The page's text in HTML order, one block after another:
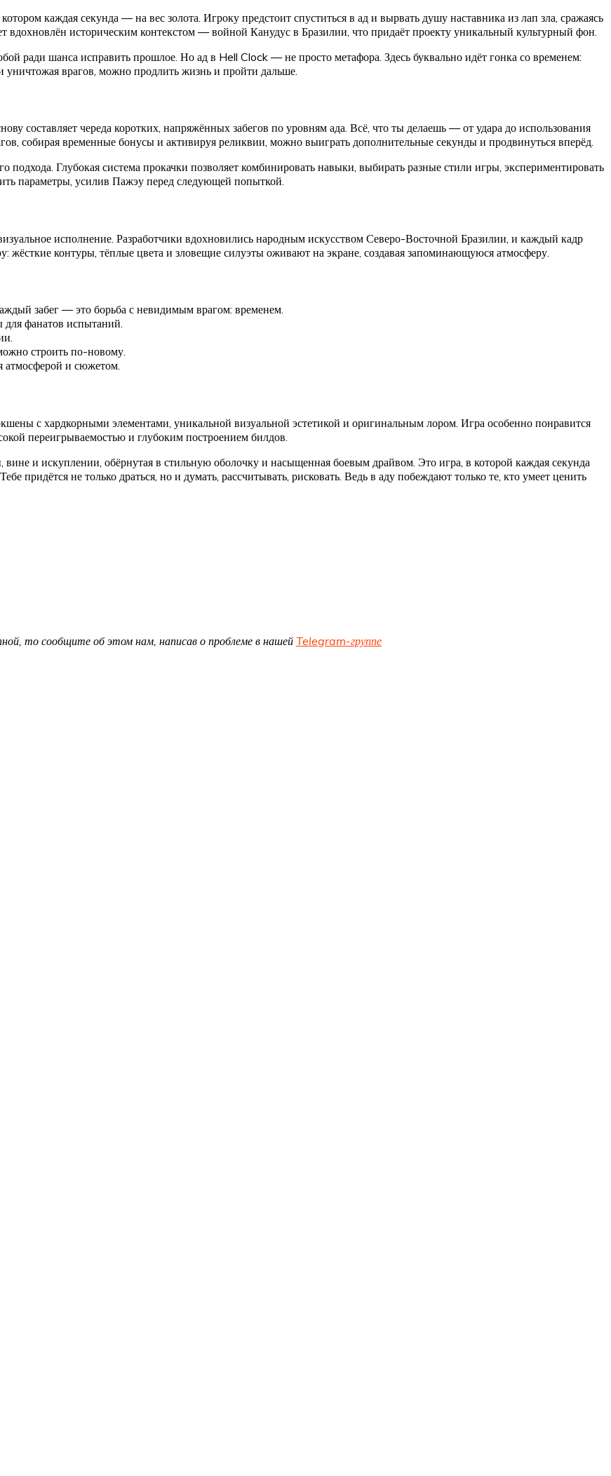
каждая секунда — на вес золота. Игроку предстоит спуститься в ад и вырвать душу наставника из лап зла, сражаясь
историческим контекстом — войной Канудус в Бразилии, что придаёт проекту уникальный культурный фон.
ради шанса исправить прошлое. Но ад в Hell Clock — не просто метафора. Здесь буквально идёт гонка со временем:
уничтожая врагов, можно продлить жизнь и пройти дальше.
составляет череда коротких, напряжённых забегов по уровням ада. Всё, что ты делаешь — от удара до использования
собирая временные бонусы и активируя реликвии, можно выиграть дополнительные секунды и продвинуться вперёд.
Глубокая система прокачки позволяет комбинировать навыки, выбирать разные стили игры, экспериментировать
параметры, усилив Пажэу перед следующей попыткой.
исполнение. Разработчики вдохновились народным искусством Северо-Восточной Бразилии, и каждый кадр
контуры, тёплые цвета и зловещие силуэты оживают на экране, создавая запоминающуюся атмосферу.
забег — это борьба с невидимым врагом: временем.
фанатов испытаний.
строить по-новому.
атмосферой и сюжетом.
с хардкорными элементами, уникальной визуальной эстетикой и оригинальным лором. Игра особенно понравится
переигрываемостью и глубоким построением билдов.
и искуплении, обёрнутая в стильную оболочку и насыщенная боевым драйвом. Это игра, в которой каждая секунда
придётся не только драться, но и думать, рассчитывать, рисковать. Ведь в аду побеждают только те, кто умеет ценить
то сообщите об этом нам, написав о проблеме в нашейTelegram-группе